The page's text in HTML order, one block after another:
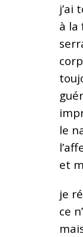
j’ai
à la
le
et
je
ce